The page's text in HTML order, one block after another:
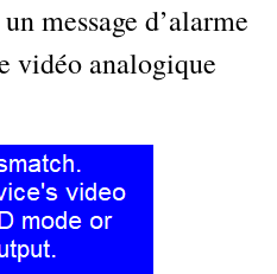
message d’alarme
vidéo analogique